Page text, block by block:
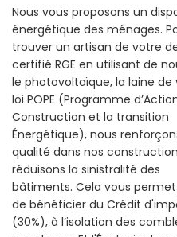
Nous vous proposons un
énergétique des ménages.
trouver un artisan de votre
certifié RGE en utilisant de
le photovoltaïque, la laine de
loi POPE (Programme
Construction et la transition
Énergétique), nous
qualité dans nos
réduisons la sinistralité des
bâtiments. Cela vous permet
de bénéficier du Crédit
(30%), à l’isolation des